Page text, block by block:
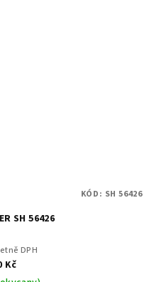
SH 56426
DPH
Kč
KÓD: SH 56426